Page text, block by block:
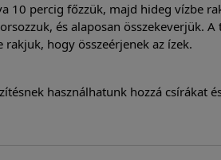
10 percig főzzük, majd hideg vízbe
és alaposan összekeverjük.
hogy összeérjenek az ízek.
használhatunk hozzá csírákat